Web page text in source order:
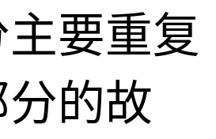
要重复
的故